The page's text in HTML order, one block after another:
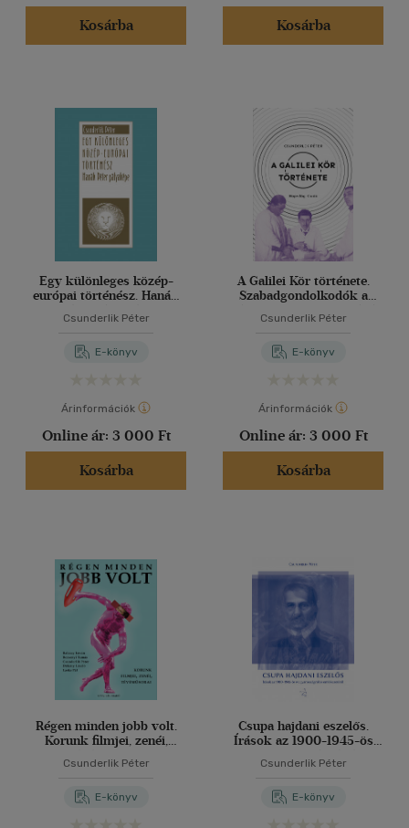
Kosárba
Kosárba
Egy különleges közép-
európai történész. Hanák
Csunderlik Péter
E-könyv
Árinformációk
Online ár: 3 000 Ft
Kosárba
A Galilei Kör története.
Szabadgondolkodók a
(1900-1919)
Csunderlik Péter
E-könyv
Árinformációk
Online ár: 3 000 Ft
Kosárba
Régen minden jobb volt.
Korunk filmjei, zenéi,
Csunderlik Péter
E-könyv
Csupa hajdani eszelős.
Írások az 1900-1945-ös
emlékezetéről
Csunderlik Péter
E-könyv